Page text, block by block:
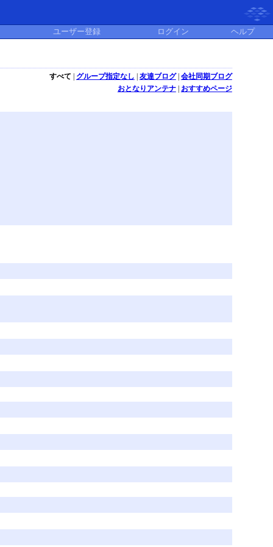
ユーザー登録 ログイン ヘルプ
すべて グループ指定なし 友達ブログ| 会社同期ブログ
おとなりアンテナ| おすすめページ